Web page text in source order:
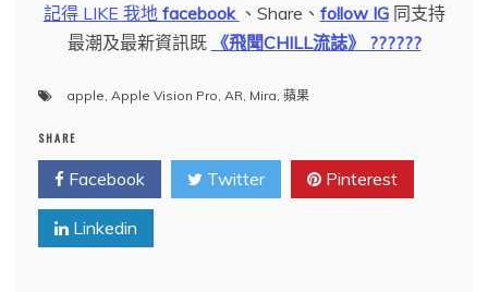
記得 LIKE 我地 facebook 、Share、 follow IG同支持
最潮及最新資訊既 《飛聞CHILL流誌》 ??????
apple, Apple Vision Pro, AR, Mira, 蘋果
SHARE
Facebook Twitter Pinterest
Linkedin